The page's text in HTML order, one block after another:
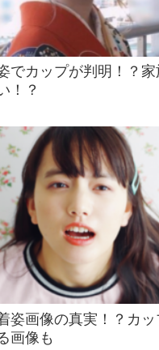
でカップが判明！？
！？
姿画像の真実！？カッ
画像も